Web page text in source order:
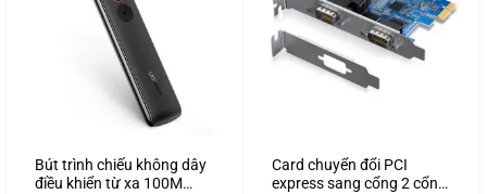
Bút trình chiếu không dây
điều khiển từ xa 100M
Card chuyển đổi PCI
express sang cổng 2 cổng